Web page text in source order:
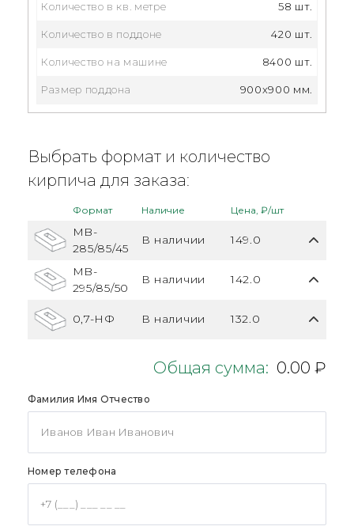
Количество в кв. метре 58 шт.
Количество в поддоне 420 шт.
Количество на машине 8400 шт.
Размер поддона 900x900 мм.
Выбрать формат и количество
кирпича для заказа:
Формат Наличие Цена, ₽/шт
MB-
285/85/45
В наличии 149.0
MB-
295/85/50
В наличии 142.0
0,7-НФ В наличии 132.0
Общая сумма: 0.00 ₽
Фамилия Имя Отчество
Номер телефона